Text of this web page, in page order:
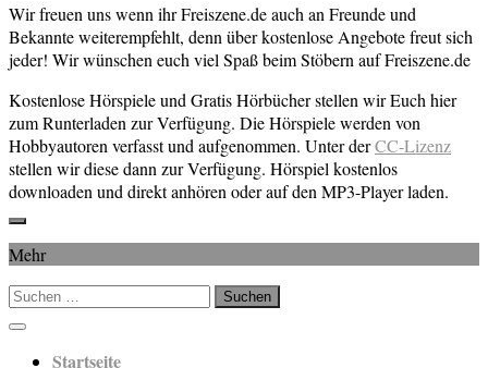
Wir freuen uns wenn ihr Freiszene.de auch an Freunde und
Bekannte weiterempfehlt, denn über kostenlose Angebote freut sich
jeder! Wir wünschen euch viel Spaß beim Stöbern auf Freiszene.de
Kostenlose Hörspiele und Gratis Hörbücher stellen wir Euch hier
zum Runterladen zur Verfügung. Die Hörspiele werden von
Hobbyautoren verfasst und aufgenommen. Unter derCC-Lizenz
stellen wir diese dann zur Verfügung. Hörspiel kostenlos
downloaden und direkt anhören oder auf den MP3-Player laden.
Mehr
Suchen
Startseite